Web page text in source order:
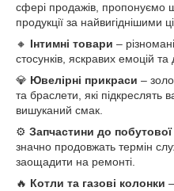
сфері продажів, пропонуємо
продукції за найвигіднішими
🔸 Інтимні товари –
стосунків, яскравих емоцій та
💎 Ювелірні прикраси –
та браслети, які підкреслять
вишуканий смак.
⚙️ Запчастини до побутової
значно продовжать термін
заощадити на ремонті.
🔥 Котли та газові колонки